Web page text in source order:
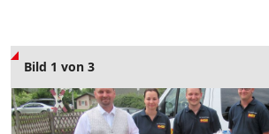
Bild 1 von 3